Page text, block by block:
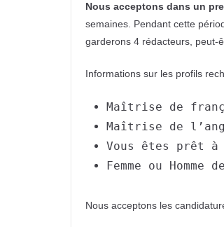
Nous acceptons dans un
semaines. Pendant cette
garderons 4 rédacteurs, peut-
Informations sur les profils
Maîtrise de
Maîtrise de
Vous êtes prêt à
Femme ou Homme
Nous acceptons les